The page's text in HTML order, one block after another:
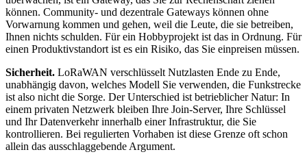
können. Community- und dezentrale Gateways können ohne
Vorwarnung kommen und gehen, weil die Leute, die sie betreiben,
Ihnen nichts schulden. Für ein Hobbyprojekt ist das in Ordnung. Für
einen Produktivstandort ist es ein Risiko, das Sie einpreisen müssen.
Sicherheit. LoRaWAN verschlüsselt Nutzlasten Ende zu Ende,
unabhängig davon, welches Modell Sie verwenden, die Funkstrecke
ist also nicht die Sorge. Der Unterschied ist betrieblicher Natur: In
einem privaten Netzwerk bleiben Ihre Join-Server, Ihre Schlüssel
und Ihr Datenverkehr innerhalb einer Infrastruktur, die Sie
kontrollieren. Bei regulierten Vorhaben ist diese Grenze oft schon
allein das ausschlaggebende Argument.